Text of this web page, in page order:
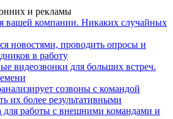
и рекламы
вашей компании. Никаких случайных
новостями, проводить опросы и
в работу
видеозвонки для больших встреч.
созвоны с командой
их более результативными
для работы с внешними командами и